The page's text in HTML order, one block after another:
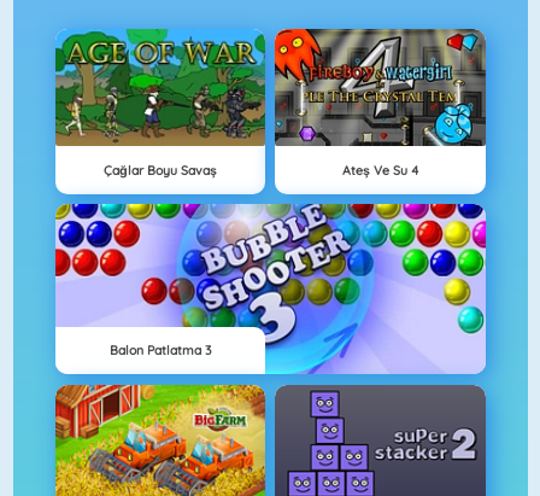
Çağlar Boyu Savaş Ateş Ve Su 4
Balon Patlatma 3